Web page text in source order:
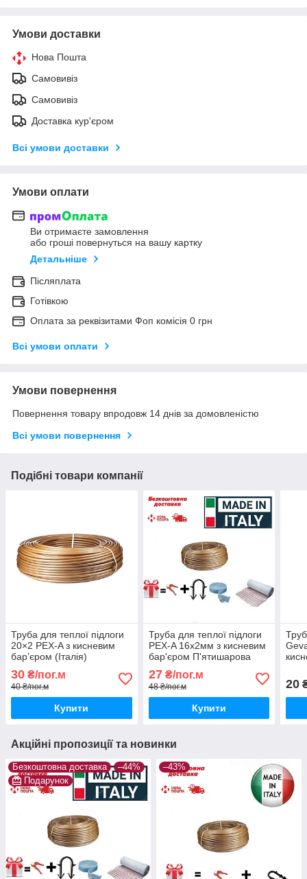
Умови доставки
Нова Пошта
Самовивіз
Самовивіз
Доставка кур'єром
Всі умови доставки
Умови оплати
Ви отримаєте замовлення
або гроші повернуться на вашу картку
Детальніше
Післяплата
Готівкою
Оплата за реквізитами Фоп комісія 0 грн
Всі умови оплати
Умови повернення
Повернення товару впродовж 14 днів за домовленістю
Всі умови повернення
Подібні товари компанії
Труба для теплої підлоги
20×2 PEX-A з кисневим
бар’єром (Італія)
30 ₴/пог.м
40 ₴/пог.м
Купити
Труба для теплої підлоги
PEX-A 16х2мм з кисневим
бар'єром П'ятишарова
27₴/пог.м
48 ₴/пог.м
Купити
20
Акційні пропозиції та новинки
Безкоштовна доставка
–44%
Подарунок
–43%